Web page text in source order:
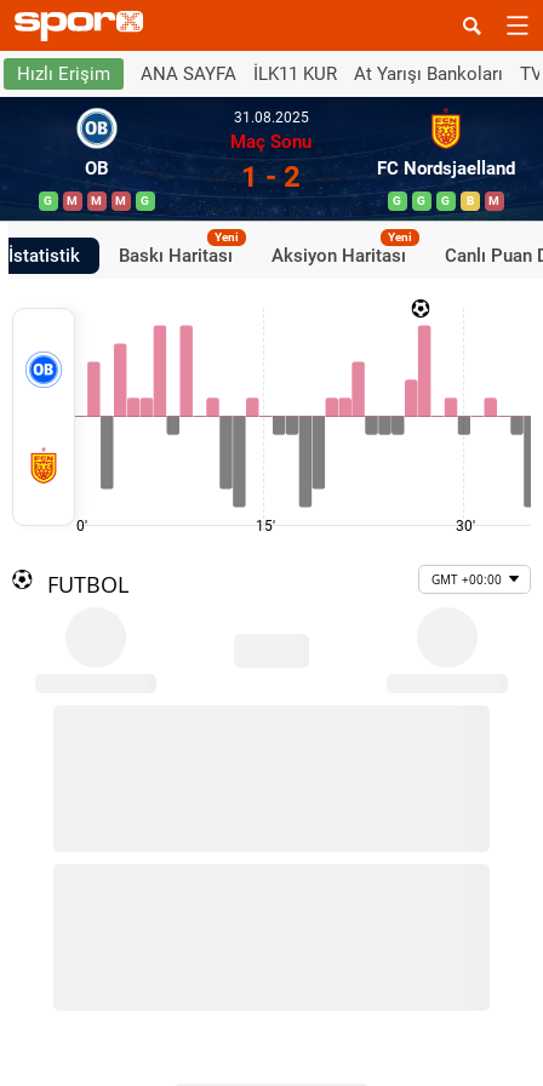
Hızlı Erişim ANA SAYFA İLK11 KUR At Yarışı Bankoları
OB
G M M M G
31.08.2025
Maç Sonu
1 - 2 FC Nordsjaelland
G G G B M
İstatistik Baskı Haritası
Yeni
Aksiyon Haritası
Yeni
Canlı Puan
0' 15' 30'
FUTBOL GMT +00:00